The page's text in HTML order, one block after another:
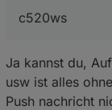
c520ws
Ja kannst du,
usw ist alles
Push nachricht